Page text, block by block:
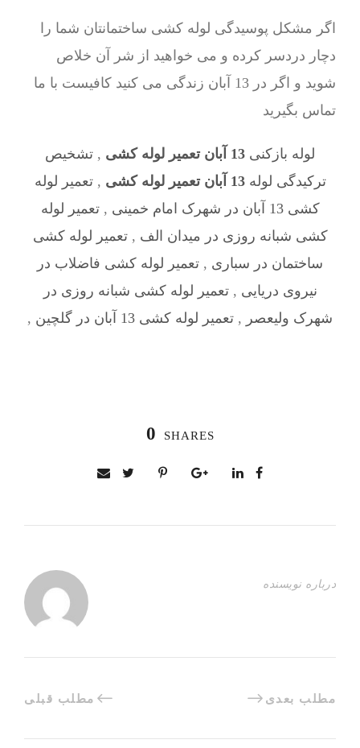
اگر مشکل پوسیدگی لوله کشی ساختمانتان شما را
دچار دردسر کرده و می خواهید از شر آن خلاص
شوید و اگر در 13 آبان زندگی می کنید کافیست با ما
تماس بگیرید
لوله بازکنی 13 آبان تعمیر لوله کشی , تشخیص
ترکیدگی لوله13 آبان تعمیر لوله کشی ,تعمیر لوله
کشی 13 آبان در شهرک امام خمینی
,تعمیر لوله
کشی شبانه روزی در میدان الف ,تعمیر لوله کشی
ساختمان در سباری , تعمیر لوله کشی فاضلاب در
نیروی دریایی ,تعمیر لوله کشی شبانه روزی در
شهرک ولیعصر , تعمیر لوله کشی 13 آبان در گلچین ,
0 SHARES
درباره نویسنده
مطلب قبلی مطلب بعدی